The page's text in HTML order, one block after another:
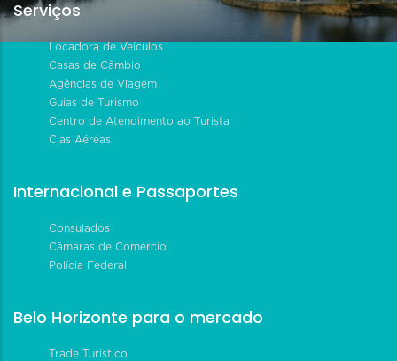
Serviços
Locadora de Veículos
Casas de Câmbio
Agências de Viagem
Guias de Turismo
Centro de Atendimento ao Turista
Cias Aéreas
Internacional e Passaportes
Consulados
Câmaras de Comércio
Polícia Federal
Belo Horizonte para o mercado
Trade Turístico